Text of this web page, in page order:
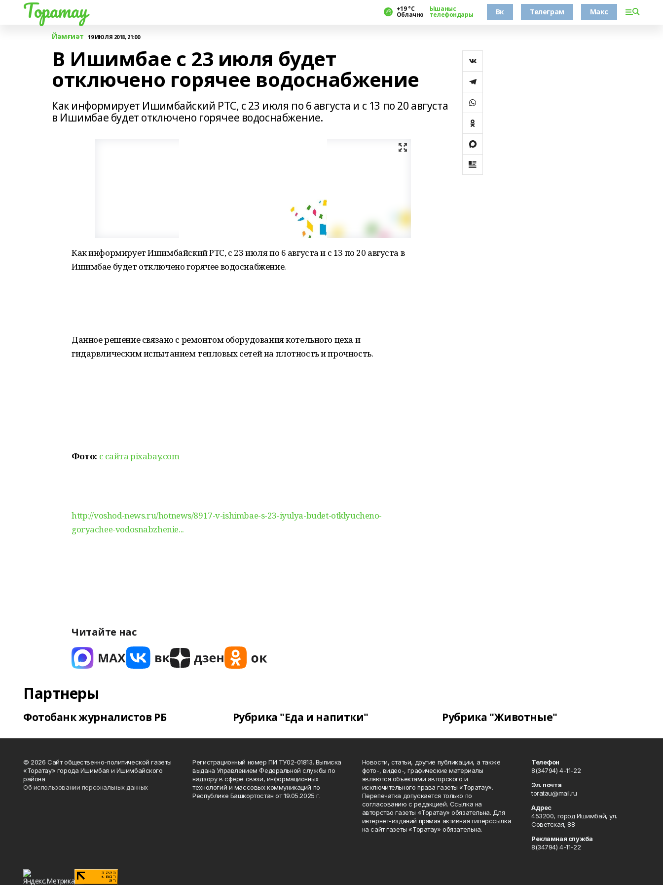
Торатау +19 °С
Облачно
Ышаныс
телефондары Вк Телеграм Макс
Йәмғиәт 19 ИЮЛЯ 2018, 21:00
В Ишимбае с 23 июля будет
отключено горячее водоснабжение
Как информирует Ишимбайский РТС, с 23 июля по 6 августа и с 13 по 20 августа
в Ишимбае будет отключено горячее водоснабжение.
Как информирует Ишимбайский РТС, с 23 июля по 6 августа и с 13 по 20 августа в
Ишимбае будет отключено горячее водоснабжение.
Данное решение связано с ремонтом оборудования котельного цеха и
гидарвлическим испытанием тепловых сетей на плотность и прочность.
Фото: с сайта pixabay.com
http://voshod-news.ru/hotnews/8917-v-ishimbae-s-23-iyulya-budet-otklyucheno-
goryachee-vodosnabzhenie...
Читайте нас
Партнеры
Фотобанк журналистов РБ Рубрика "Еда и напитки" Рубрика "Животные"
© 2026 Сайт общественно-политической газеты
«Торатау» города Ишимбая и Ишимбайского
района
Об использовании персональных данных
Регистрационный номер ПИ ТУ02-01813. Выписка
выдана Управлением Федеральной службы по
надзору в сфере связи, информационных
технологий и массовых коммуникаций по
Республике Башкортостан от 19.05.2025 г.
Новости, статьи, другие публикации, а также
фото-, видео-, графические материалы
являются объектами авторского и
исключительного права газеты «Торатау».
Перепечатка допускается только по
согласованию с редакцией. Ссылка на
авторство газеты «Торатау» обязательна. Для
интернет-изданий прямая активная гиперссылка
на сайт газеты «Торатау» обязательна.
Телефон
8(34794) 4-11-22
Эл. почта
toratau@mail.ru
Адрес
453200, город Ишимбай, ул.
Советская, 88
Рекламная служба
8(34794) 4-11-22